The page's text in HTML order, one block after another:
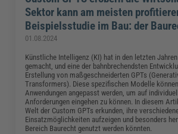
Sektor kann am meisten
Beispielsstudie im Bau: der
01.08.2024
Künstliche Intelligenz (KI) hat in den letzten
gemacht, und eine der bahnbrechendsten
Erstellung von maßgeschneiderten GPTs
Transformers). Diese spezifischen Modelle
Anwendungen angepasst werden, um auf
Anforderungen eingehen zu können. In diesem
Welt der Custom GPTs erkunden, ihre
Einsatzmöglichkeiten aufzeigen und besonders
Bereich Baurecht genutzt werden könnten.